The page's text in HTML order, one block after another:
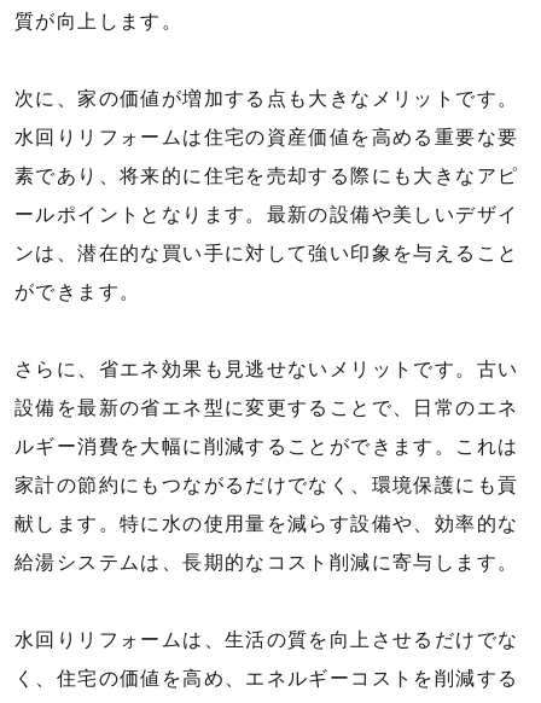
質が向上します。
次に、家の価値が増加する点も大きなメリットです。
水回りリフォームは住宅の資産価値を高める重要な要
素であり、将来的に住宅を売却する際にも大きなアピ
ールポイントとなります。最新の設備や美しいデザイ
ンは、潜在的な買い手に対して強い印象を与えること
ができます。
さらに、省エネ効果も見逃せないメリットです。古い
設備を最新の省エネ型に変更することで、日常のエネ
ルギー消費を大幅に削減することができます。これは
家計の節約にもつながるだけでなく、環境保護にも貢
献します。特に水の使用量を減らす設備や、効率的な
給湯システムは、長期的なコスト削減に寄与します。
水回りリフォームは、生活の質を向上させるだけでな
く、住宅の価値を高め、エネルギーコストを削減する